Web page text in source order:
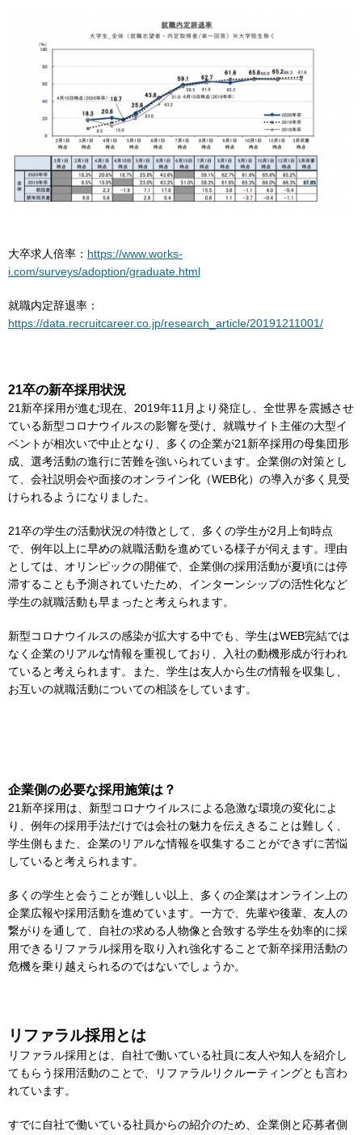
大卒求人倍率： https://www.works-
i.com/surveys/adoption/graduate.html
就職内定辞退率：
https://data.recruitcareer.co.jp/research_article/20191211001/
21卒の新卒採用状況
21新卒採用が進む現在、2019年11月より発症し、全世界を震撼させ
ている新型コロナウイルスの影響を受け、就職サイト主催の大型イ
ベントが相次いで中止となり、多くの企業が21新卒採用の母集団形
成、選考活動の進行に苦難を強いられています。企業側の対策とし
て、会社説明会や面接のオンライン化（WEB化）の導入が多く見受
けられるようになりました。
21卒の学生の活動状況の特徴として、多くの学生が2月上旬時点
で、例年以上に早めの就職活動を進めている様子が伺えます。理由
としては、オリンピックの開催で、企業側の採用活動が夏頃には停
滞することも予測されていたため、インターンシップの活性化など
学生の就職活動も早まったと考えられます。
新型コロナウイルスの感染が拡大する中でも、学生はWEB完結では
なく企業のリアルな情報を重視しており、入社の動機形成が行われ
ていると考えられます。また、学生は友人から生の情報を収集し、
お互いの就職活動についての相談をしています。
企業側の必要な採用施策は？
21新卒採用は、新型コロナウイルスによる急激な環境の変化によ
り、例年の採用手法だけでは会社の魅力を伝えきることは難しく、
学生側もまた、企業のリアルな情報を収集することができずに苦悩
していると考えられます。
多くの学生と会うことが難しい以上、多くの企業はオンライン上の
企業広報や採用活動を進めています。一方で、先輩や後輩、友人の
繋がりを通して、自社の求める人物像と合致する学生を効率的に採
用できるリファラル採用を取り入れ強化することで新卒採用活動の
危機を乗り越えられるのではないでしょうか。
リファラル採用とは
リファラル採用とは、自社で働いている社員に友人や知人を紹介し
てもらう採用活動のことで、リファラルリクルーティングとも言わ
れています。
すでに自社で働いている社員からの紹介のため、企業側と応募者側